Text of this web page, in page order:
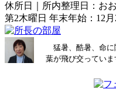
休所日｜所内整理日：お
第2木曜日 年末年始：12
猛暑、酷暑、命に
葉が飛び交ってい